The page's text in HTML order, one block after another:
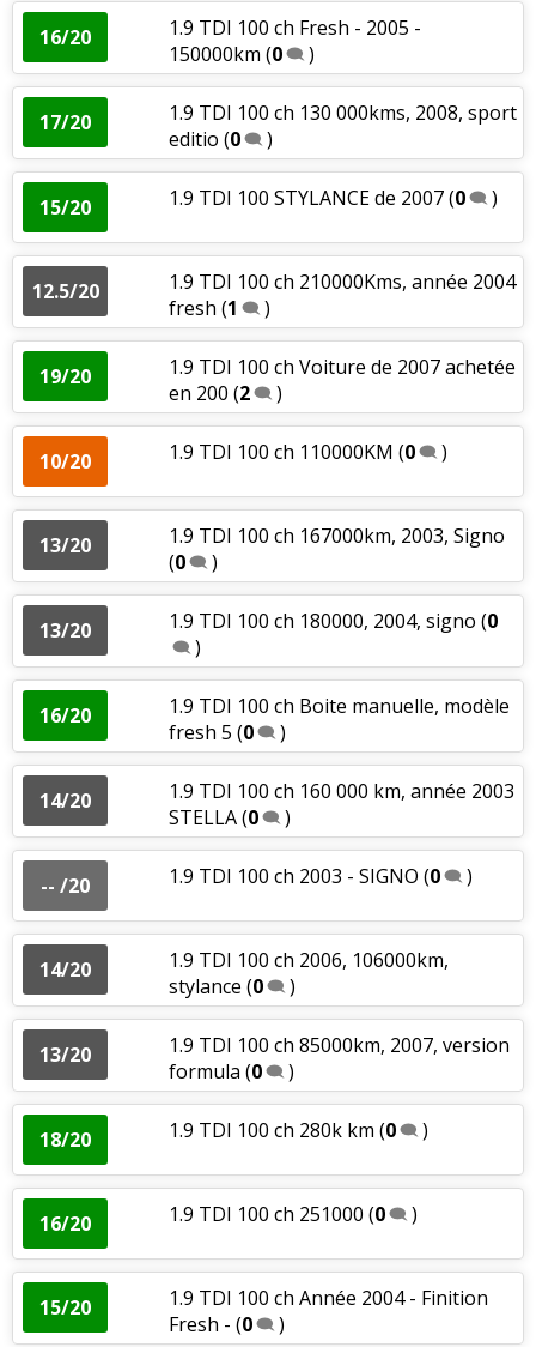
16/20
1.9 TDI 100 ch Fresh - 2005 -
150000km (0 )
17/20
1.9 TDI 100 ch 130 000kms, 2008, sport
editio (0 )
15/20 1.9 TDI 100 STYLANCE de 2007(0 )
12.5/20
1.9 TDI 100 ch 210000Kms, année 2004
fresh (1 )
19/20
1.9 TDI 100 ch Voiture de 2007 achetée
en 200 (2 )
10/20 1.9 TDI 100 ch 110000KM (0 )
13/20
1.9 TDI 100 ch 167000km, 2003, Signo
(0 )
13/20 1.9 TDI 100 ch 180000, 2004, signo (0
)
16/20
1.9 TDI 100 ch Boite manuelle, modèle
fresh 5 (0 )
14/20
1.9 TDI 100 ch 160 000 km, année 2003
STELLA(0 )
-- /20 1.9 TDI 100 ch 2003 - SIGNO (0 )
14/20
1.9 TDI 100 ch 2006, 106000km,
stylance (0 )
13/20
1.9 TDI 100 ch 85000km, 2007, version
formula (0 )
18/20 1.9 TDI 100 ch 280k km (0 )
16/20 1.9 TDI 100 ch 251000 (0 )
15/20
1.9 TDI 100 ch Année 2004 - Finition
Fresh - (0 )